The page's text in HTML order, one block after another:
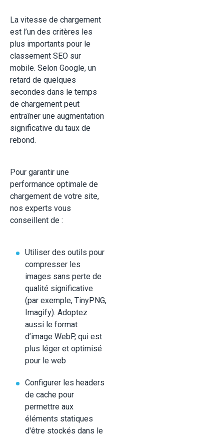
La vitesse de chargement
est l’un des critères les
plus importants pour le
classement SEO sur
mobile. Selon Google, un
retard de quelques
secondes dans le temps
de chargement peut
entraîner une augmentation
significative du taux de
rebond.
Pour garantir une
performance optimale de
chargement de votre site,
nos experts vous
conseillent de :
Utiliser des outils pour
compresser les
images sans perte de
qualité significative
(par exemple, TinyPNG,
Imagify). Adoptez
aussi le format
d’image WebP, qui est
plus léger et optimisé
pour le web
Configurer les headers
de cache pour
permettre aux
éléments statiques
d'être stockés dans le